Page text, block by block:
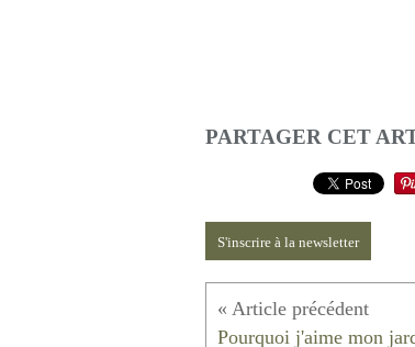
PARTAGER CET
S'inscrire à la newsletter
Pourquoi j'aime mon